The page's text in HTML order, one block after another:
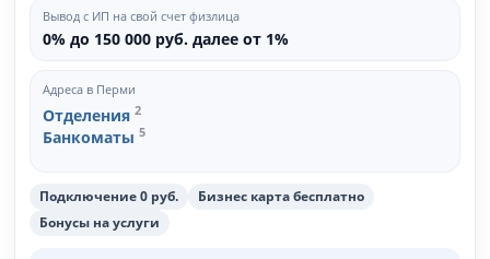
Вывод с ИП на свой счет физлица
0% до 150 000 руб. далее от 1%
Адреса в Перми
Отделения2
Банкоматы5
Подключение 0 руб.
Бизнес карта бесплатно
Бонусы на услуги